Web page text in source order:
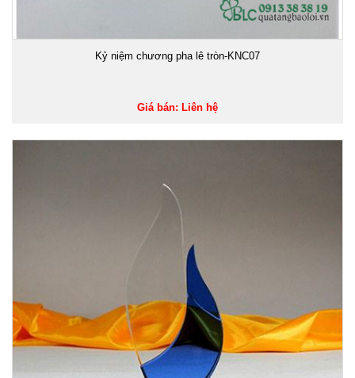
Kỷ niệm chương pha lê tròn-KNC07
Giá bán: Liên hệ